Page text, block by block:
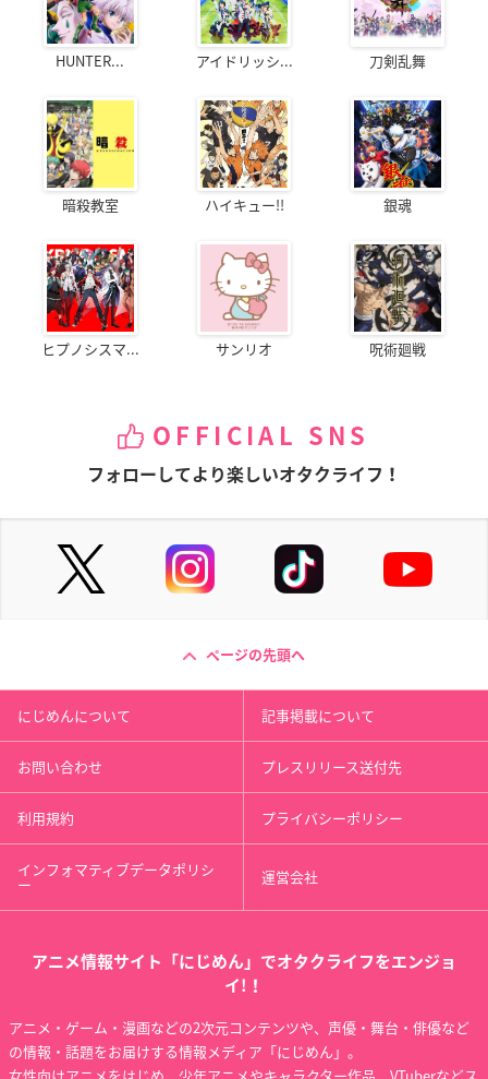
HUNTER... アイドリッシ... 刀剣乱舞
暗殺教室 ハイキュー!! 銀魂
ヒプノシスマ... サンリオ 呪術廻戦
OFFICIAL SNS
フォローしてより楽しいオタクライフ！
ページの先頭へ
にじめんについて 記事掲載について
お問い合わせ プレスリリース送付先
利用規約 プライバシーポリシー
インフォマティブデータポリシ
ー 運営会社
アニメ情報サイト「にじめん」でオタクライフをエンジョ
イ!！
アニメ・ゲーム・漫画などの2次元コンテンツや、声優・舞台・俳優など
の情報・話題をお届けする情報メディア「にじめん」。